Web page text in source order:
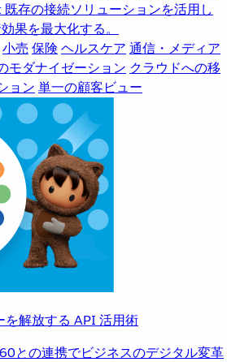
既存の接続ソリューションを活用し
果を最大化する。
小売 保険 ヘルスケア 通信・メディア
モダナイゼーション クラウドへの移
ョン 単一の顧客ビュー
解放する API 活用術
との連携でビジネスのデジタル変革